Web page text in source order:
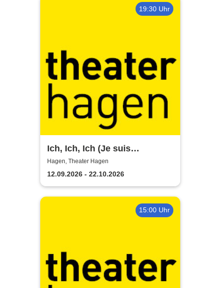
19:30 Uhr
Ich, Ich, Ich (Je suis
narcissiste) - Theater Hagen
Hagen, Theater Hagen
12.09.2026 - 22.10.2026
15:00 Uhr